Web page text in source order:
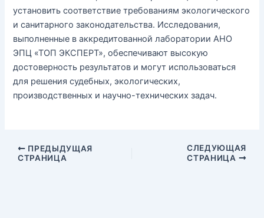
установить соответствие требованиям экологического
и санитарного законодательства. Исследования,
выполненные в аккредитованной лаборатории АНО
ЭПЦ «ТОП ЭКСПЕРТ», обеспечивают высокую
достоверность результатов и могут использоваться
для решения судебных, экологических,
производственных и научно-технических задач.
ПРЕДЫДУЩАЯ
СТРАНИЦА
СЛЕДУЮЩАЯ
СТРАНИЦА